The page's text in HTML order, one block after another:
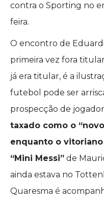
contra o Sporting no
feira.
O encontro de
primeira vez fora
já era titular, é a
futebol pode ser
prospecção de
taxado como o
enquanto o
“Mini Messi” de
ainda estava no
Quaresma é